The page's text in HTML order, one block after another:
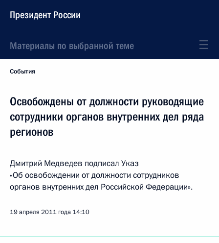
Президент России
Материалы по выбранной теме
События
Освобождены от должности руководящие
сотрудники органов внутренних дел ряда
регионов
Дмитрий Медведев подписал Указ
«Об освобождении от должности сотрудников
органов внутренних дел Российской Федерации».
19 апреля 2011 года 14:10